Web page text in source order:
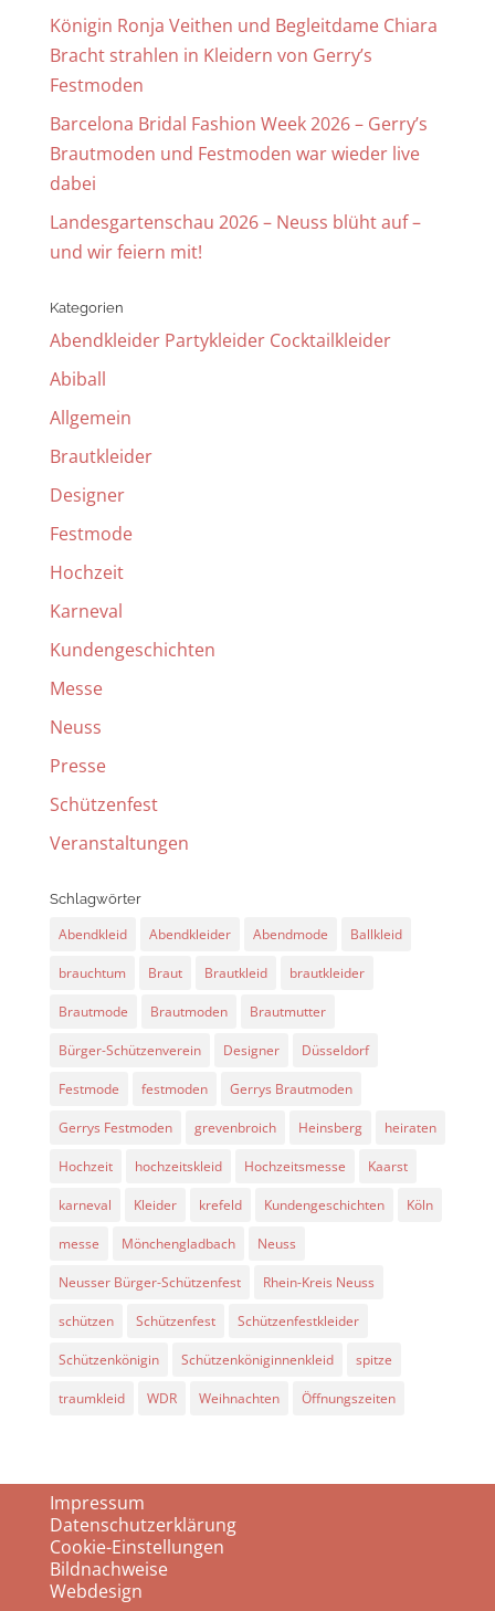
Königin Ronja Veithen und Begleitdame Chiara
Bracht strahlen in Kleidern von Gerry’s
Festmoden
Barcelona Bridal Fashion Week 2026 – Gerry’s
Brautmoden und Festmoden war wieder live
dabei
Landesgartenschau 2026 – Neuss blüht auf –
und wir feiern mit!
Kategorien
Abendkleider Partykleider Cocktailkleider
Abiball
Allgemein
Brautkleider
Designer
Festmode
Hochzeit
Karneval
Kundengeschichten
Messe
Neuss
Presse
Schützenfest
Veranstaltungen
Schlagwörter
Abendkleid Abendkleider Abendmode Ballkleid
brauchtum Braut Brautkleid brautkleider
Brautmode Brautmoden Brautmutter
Bürger-Schützenverein Designer Düsseldorf
Festmode festmoden Gerrys Brautmoden
Gerrys Festmoden grevenbroich Heinsberg heiraten
Hochzeit hochzeitskleid Hochzeitsmesse Kaarst
karneval Kleider krefeld Kundengeschichten Köln
messe Mönchengladbach Neuss
Neusser Bürger-Schützenfest Rhein-Kreis Neuss
schützen Schützenfest Schützenfestkleider
Schützenkönigin Schützenköniginnenkleid spitze
traumkleid WDR Weihnachten Öffnungszeiten
Impressum
Datenschutzerklärung
Cookie-Einstellungen
Bildnachweise
Webdesign